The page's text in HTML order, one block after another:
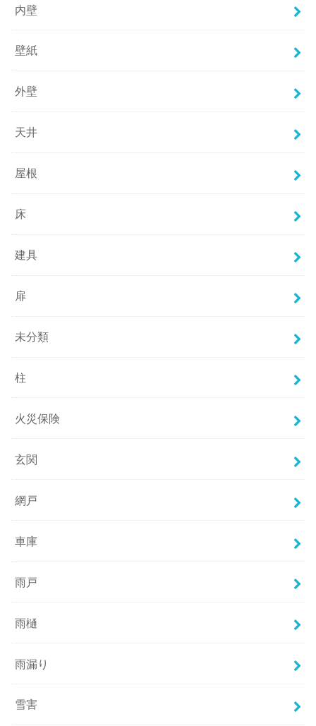
内壁
壁紙
外壁
天井
屋根
床
建具
扉
未分類
柱
火災保険
玄関
網戸
車庫
雨戸
雨樋
雨漏り
雪害